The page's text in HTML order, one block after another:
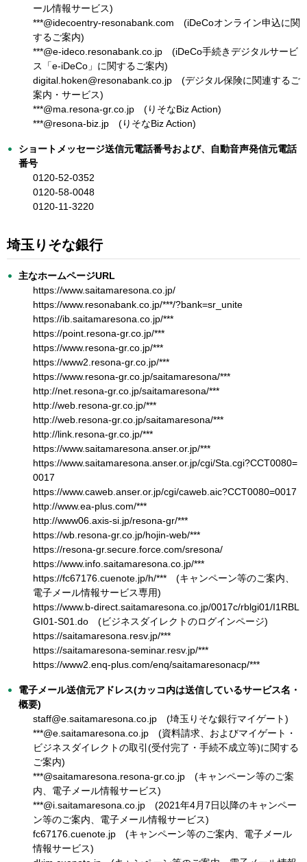
ール情報サービス)
***@idecoentry-resonabank.com (iDeCoオンライン申込に関
するご案内)
***@e-ideco.resonabank.co.jp (iDeCo手続きデジタルサービ
ス「e-iDeCo」に関するご案内)
digital.hoken@resonabank.co.jp (デジタル保険に関連するご
案内・サービス)
***@ma.resona-gr.co.jp (りそなBiz Action)
***@resona-biz.jp (りそなBiz Action)
ショートメッセージ送信元電話番号および、自動音声発信元電話
番号
0120-52-0352
0120-58-0048
0120-11-3220
埼玉りそな銀行
主なホームページURL
https://www.saitamaresona.co.jp/
https://www.resonabank.co.jp/***/?bank=sr_unite
https://ib.saitamaresona.co.jp/***
https://point.resona-gr.co.jp/***
https://www.resona-gr.co.jp/***
https://www2.resona-gr.co.jp/***
https://www.resona-gr.co.jp/saitamaresona/***
http://net.resona-gr.co.jp/saitamaresona/***
http://web.resona-gr.co.jp/***
http://web.resona-gr.co.jp/saitamaresona/***
http://link.resona-gr.co.jp/***
https://www.saitamaresona.anser.or.jp/***
https://www.saitamaresona.anser.or.jp/cgi/Sta.cgi?CCT0080=
0017
https://www.caweb.anser.or.jp/cgi/caweb.aic?CCT0080=0017
http://www.ea-plus.com/***
http://www06.axis-si.jp/resona-gr/***
https://wb.resona-gr.co.jp/hojin-web/***
https://resona-gr.secure.force.com/sresona/
https://www.info.saitamaresona.co.jp/***
https://fc67176.cuenote.jp/h/*** (キャンペーン等のご案内、
電子メール情報サービス専用)
https://www.b-direct.saitamaresona.co.jp/0017c/rblgi01/I1RBL
GI01-S01.do (ビジネスダイレクトのログインページ)
https://saitamaresona.resv.jp/***
https://saitamaresona-seminar.resv.jp/***
https://www2.enq-plus.com/enq/saitamaresonacp/***
電子メール送信元アドレス(カッコ内は送信しているサービス名・
概要)
staff@e.saitamaresona.co.jp (埼玉りそな銀行マイゲート)
***@e.saitamaresona.co.jp (資料請求、およびマイゲート・
ビジネスダイレクトの取引(受付完了・手続不成立等)に関する
ご案内)
***@saitamaresona.resona-gr.co.jp (キャンペーン等のご案
内、電子メール情報サービス)
***@i.saitamaresona.co.jp (2021年4月7日以降のキャンペー
ン等のご案内、電子メール情報サービス)
fc67176.cuenote.jp (キャンペーン等のご案内、電子メール
情報サービス)